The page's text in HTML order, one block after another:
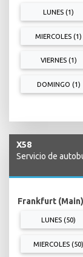
LUNES (1)
MIERCOLES (1)
VIERNES (1)
DOMINGO (1)
X58
Servicio de
Frankfurt
LUNES (50)
MIERCOLES (50)